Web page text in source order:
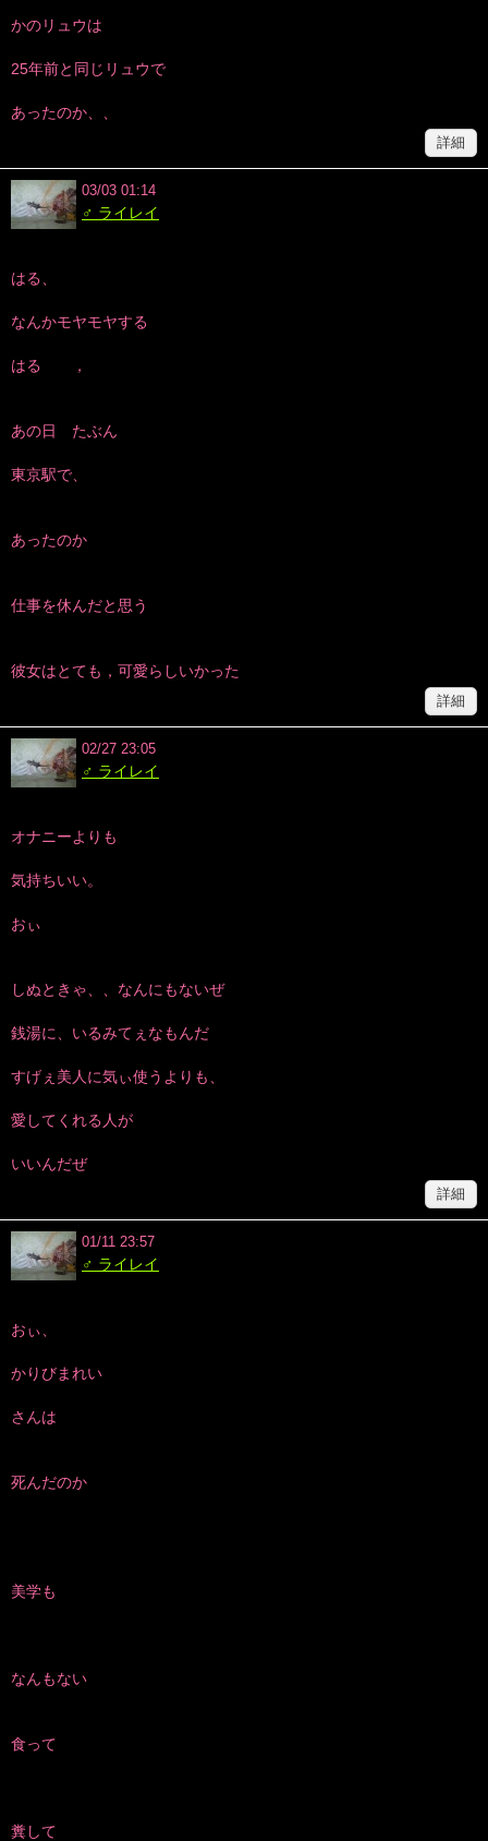
かのリュウは
25年前と同じリュウで
あったのか、、
詳細
03/03 01:14
♂ ライレイ
はる、
なんかモヤモヤする
はる ，
あの日 たぶん
東京駅で、
あったのか
仕事を休んだと思う
彼女はとても，可愛らしいかった
詳細
02/27 23:05
♂ ライレイ
オナニーよりも
気持ちいい。
おぃ
しぬときゃ、、なんにもないぜ
銭湯に、いるみてぇなもんだ
すげぇ美人に気ぃ使うよりも、
愛してくれる人が
いいんだぜ
詳細
01/11 23:57
♂ ライレイ
おぃ、
かりびまれい
さんは
死んだのか
美学も
なんもない
食って
糞して